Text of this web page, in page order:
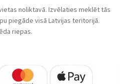
noliktavā. Izvēlaties meklēt tās
piegāde visā Latvijas teritorijā.
riepas.